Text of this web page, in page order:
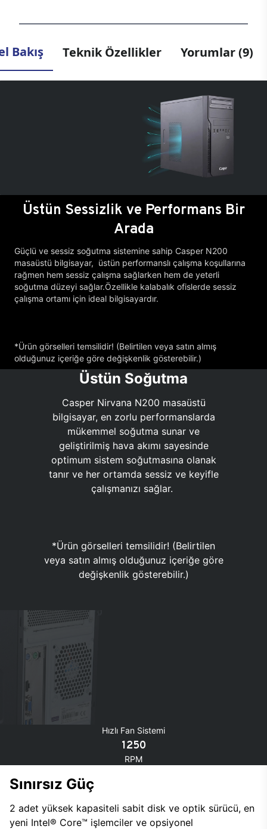
Bakış Teknik Özellikler Yorumlar (9)
Üstün Sessizlik ve Performans Bir
Arada
Güçlü ve sessiz soğutma sistemine sahip Casper N200
masaüstü bilgisayar, üstün performanslı çalışma koşullarına
rağmen hem sessiz çalışma sağlarken hem de yeterli
soğutma düzeyi sağlar.Özellikle kalabalık ofislerde sessiz
çalışma ortamı için ideal bilgisayardır.
*Ürün görselleri temsilidir! (Belirtilen veya satın almış
olduğunuz içeriğe göre değişkenlik gösterebilir.)
Üstün Soğutma
Casper Nirvana N200 masaüstü
bilgisayar, en zorlu performanslarda
mükemmel soğutma sunar ve
geliştirilmiş hava akımı sayesinde
optimum sistem soğutmasına olanak
tanır ve her ortamda sessiz ve keyifle
çalışmanızı sağlar.
*Ürün görselleri temsilidir! (Belirtilen
veya satın almış olduğunuz içeriğe göre
değişkenlik gösterebilir.)
Hızlı Fan Sistemi
1250
RPM
Sınırsız Güç
2 adet yüksek kapasiteli sabit disk ve optik sürücü, en
yeni Intel® Core™ işlemciler ve opsiyonel